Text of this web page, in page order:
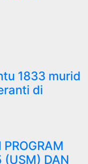
1833 murid
di
(USM) DAN